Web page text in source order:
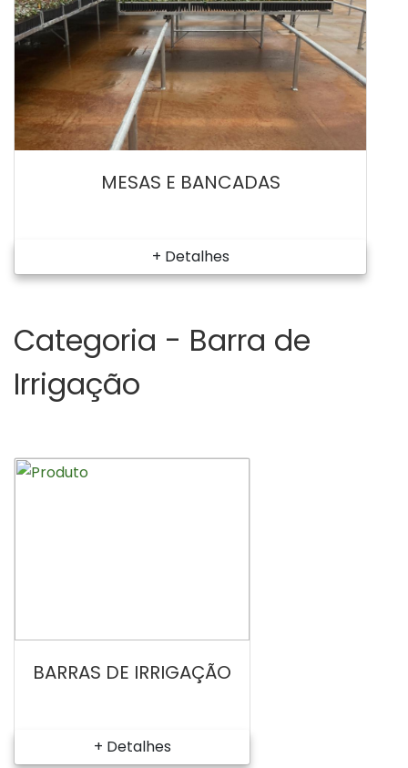
MESAS E BANCADAS
+ Detalhes
Categoria - Barra de
Irrigação
BARRAS DE IRRIGAÇÃO
+ Detalhes